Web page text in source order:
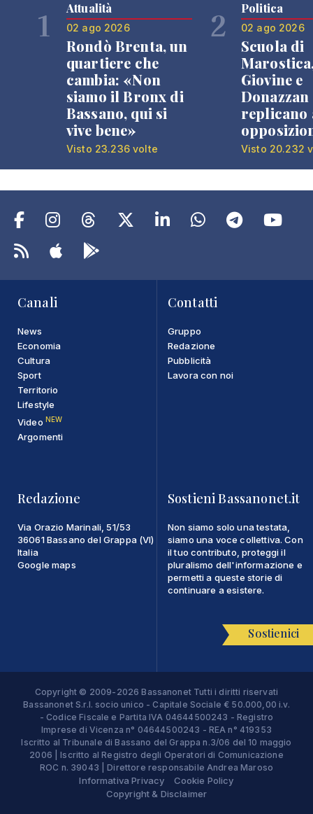
1 Attualità
02 ago 2026
Rondò Brenta, un
quartiere che
cambia: «Non
siamo il Bronx di
Bassano, qui si
vive bene»
Visto 23.236 volte
2 Politica
02 ago 2026
Scuola di
Giovine e
Donazzan
replicano
Visto 20.232
Canali
News
Economia
Cultura
Sport
Territorio
Lifestyle
Video NEW
Argomenti
Contatti
Gruppo
Redazione
Pubblicità
Lavora con noi
Redazione
Via Orazio Marinali, 51/53
36061 Bassano del Grappa (VI)
Italia
Google maps
Sostieni Bassanonet.it
Non siamo solo una testata,
siamo una voce collettiva. Con
il tuo contributo, proteggi il
pluralismo dell'informazione e
permetti a queste storie di
continuare a esistere.
Sostienici
Copyright © 2009-2026 Bassanonet Tutti i diritti riservati
Bassanonet S.r.l. socio unico - Capitale Sociale € 50.000,00 i.v.
- Codice Fiscale e Partita IVA 04644500243 - Registro
Imprese di Vicenza n° 04644500243 - REA n° 419353
Iscritto al Tribunale di Bassano del Grappa n.3/06 del 10 maggio
2006 | Iscritto al Registro degli Operatori di Comunicazione
ROC n. 39043 | Direttore responsabile Andrea Maroso
Informativa Privacy
Cookie Policy
Copyright & Disclaimer